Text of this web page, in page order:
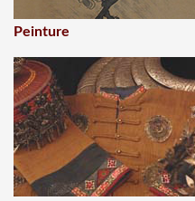
Peinture